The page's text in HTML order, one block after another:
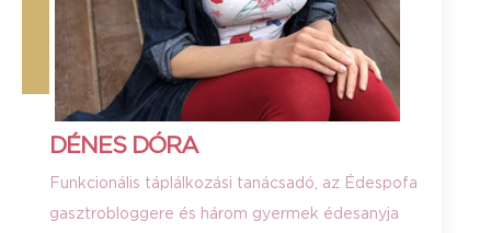
DÉNES DÓRA
Funkcionális táplálkozási tanácsadó, az Édespofa
gasztrobloggere és három gyermek édesanyja